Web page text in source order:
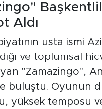
Aldı
usta ismi
ve toplumsal
"Zamazingo",
buluştu. Oyunun
yüksek temposu